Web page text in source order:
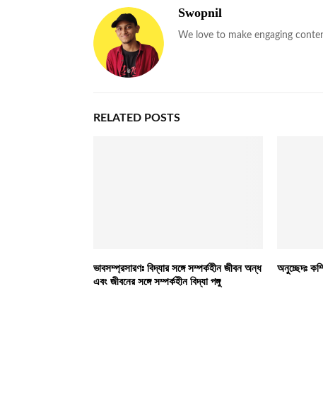
Swopnil
We love to make engaging
RELATED POSTS
ভাবসম্প্রসারণঃ বিদ্যার সঙ্গে সম্পর্কহীন জীবন অন্ধ
এবং জীবনের সঙ্গে সম্পর্কহীন বিদ্যা পঙ্গু
অনুচ্ছেদঃ